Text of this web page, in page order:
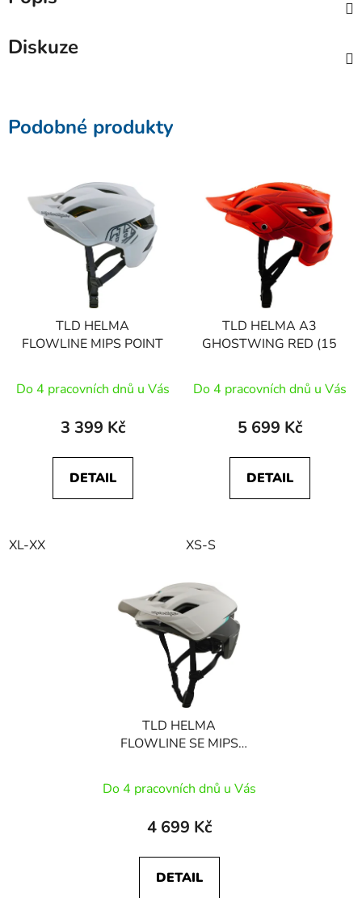
Diskuze
Podobné produkty
TLD HELMA
FLOWLINE MIPS POINT
Do 4 pracovních dnů u Vás
3 399 Kč
DETAIL
XL-XX
TLD HELMA A3
GHOSTWING RED (15
Do 4 pracovních dnů u Vás
5 699 Kč
DETAIL
XS-S
TLD HELMA
FLOWLINE SE MIPS
Do 4 pracovních dnů u Vás
4 699 Kč
DETAIL